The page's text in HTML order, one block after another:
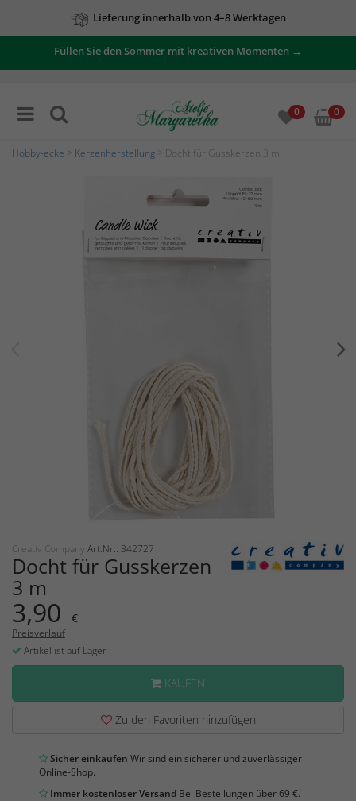
Lieferung innerhalb von 4–8 Werktagen
Füllen Sie den Sommer mit kreativen Momenten →
0 0
Hobby-ecke Kerzenherstellung > Docht für Gusskerzen 3 m
Creativ Company Art.Nr.: 342727
Docht für Gusskerzen
3 m
3,90 €
Preisverlauf
Artikel ist auf Lager
KAUFEN
Zu den Favoriten hinzufügen
Sicher einkaufen Wir sind ein sicherer und zuverlässiger
Online-Shop.
Immer kostenloser Versand Bei Bestellungen über 69 €.